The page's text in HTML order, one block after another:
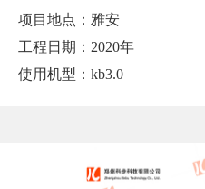
项目地点：雅安
工程日期：2020年
使用机型：kb3.0